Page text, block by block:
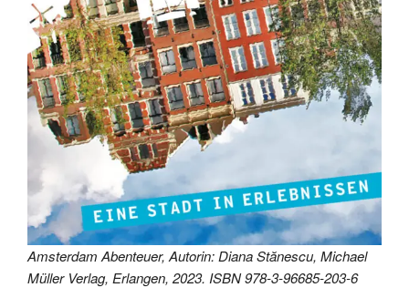
Amsterdam Abenteuer, Autorin: Diana Stănescu, Michael
Müller Verlag, Erlangen, 2023. ISBN 978-3-96685-203-6